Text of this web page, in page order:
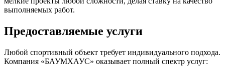
выполняемых работ.
Предоставляемые услуги
Любой спортивный объект требует индивидуального подхода.
Компания «БАУМХАУС» оказывает полный спектр услуг: